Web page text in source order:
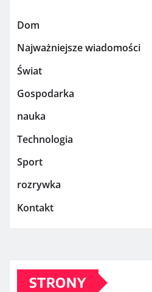
Dom
Najważniejsze wiadomości
Świat
Gospodarka
nauka
Technologia
Sport
rozrywka
Kontakt
STRONY